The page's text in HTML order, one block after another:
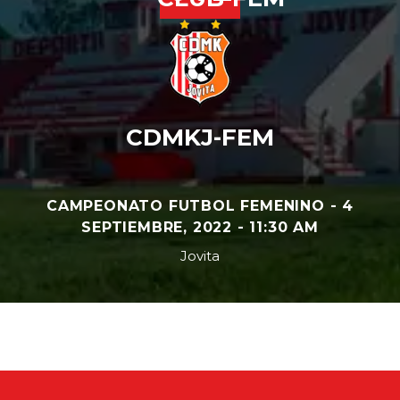
CDMKJ-FEM
CAMPEONATO FUTBOL FEMENINO - 4
SEPTIEMBRE, 2022 - 11:30 AM
Jovita